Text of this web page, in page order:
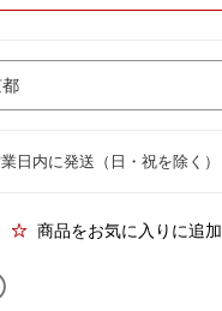
日内に発送（日・祝を除く）
商品をお気に入りに追加